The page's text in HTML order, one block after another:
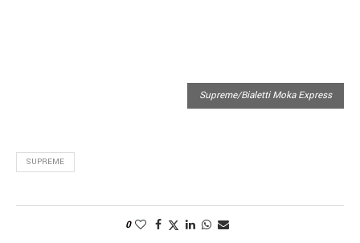
Supreme/Bialetti Moka Express
SUPREME
0